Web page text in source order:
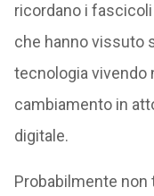
ricordano i
che hanno vissuto
tecnologia vivendo
cambiamento in
digitale.
Probabilmente